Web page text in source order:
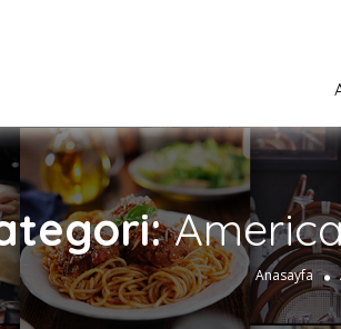
Anasayfa